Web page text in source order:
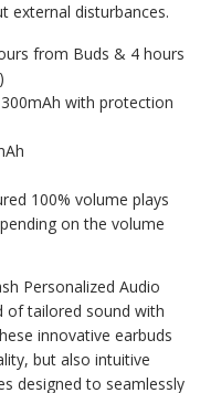
external disturbances.
from Buds & 4 hours
300mAh with protection
100% volume plays
on the volume
Personalized Audio
of tailored sound with
innovative earbuds
but also intuitive
designed to seamlessly